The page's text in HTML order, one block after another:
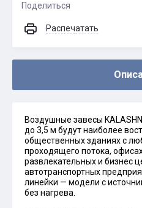
Поделиться
Распечатать
Воздушные завесы
до 3,5 м будут наиболее
общественных зданиях с
проходящего потока,
развлекательных и бизнес
автотранспортных
линейки — модели с
без нагрева.